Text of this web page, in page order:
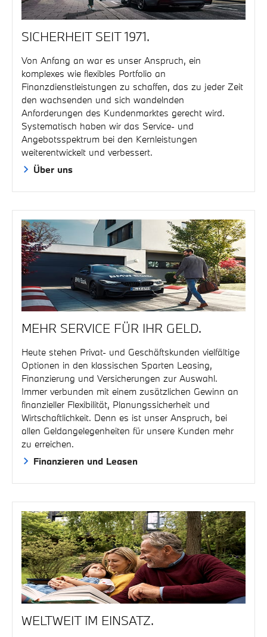
SICHERHEIT SEIT 1971.
Von Anfang an war es unser Anspruch, ein
komplexes wie flexibles Portfolio an
Finanzdienstleistungen zu schaffen, das zu jeder Zeit
den wachsenden und sich wandelnden
Anforderungen des Kundenmarktes gerecht wird.
Systematisch haben wir das Service- und
Angebotsspektrum bei den Kernleistungen
weiterentwickelt und verbessert.
Über uns
MEHR SERVICE FÜR IHR GELD.
Heute stehen Privat- und Geschäftskunden vielfältige
Optionen in den klassischen Sparten Leasing,
Finanzierung und Versicherungen zur Auswahl.
Immer verbunden mit einem zusätzlichen Gewinn an
finanzieller Flexibilität, Planungssicherheit und
Wirtschaftlichkeit. Denn es ist unser Anspruch, bei
allen Geldangelegenheiten für unsere Kunden mehr
zu erreichen.
Finanzieren und Leasen
WELTWEIT IM EINSATZ.